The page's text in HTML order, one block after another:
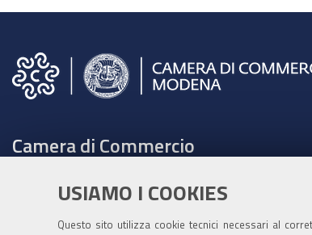
USIAMO I COOKIES
Questo sito utilizza cookie tecnici necessari al
Camera di Commercio
Tel. 059208111 -URP
Contabilità speciale Banca d'Italia: